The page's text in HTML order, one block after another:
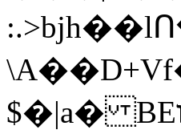
$�|a� BEו��w�{���;���q�X��d%�������W� hU�(�1�Ū}9�S�F<��i�L3�;�